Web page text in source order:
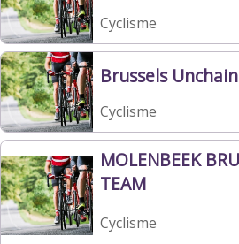
Cyclisme
Brussels
Cyclisme
MOLENBEEK
TEAM
Cyclisme